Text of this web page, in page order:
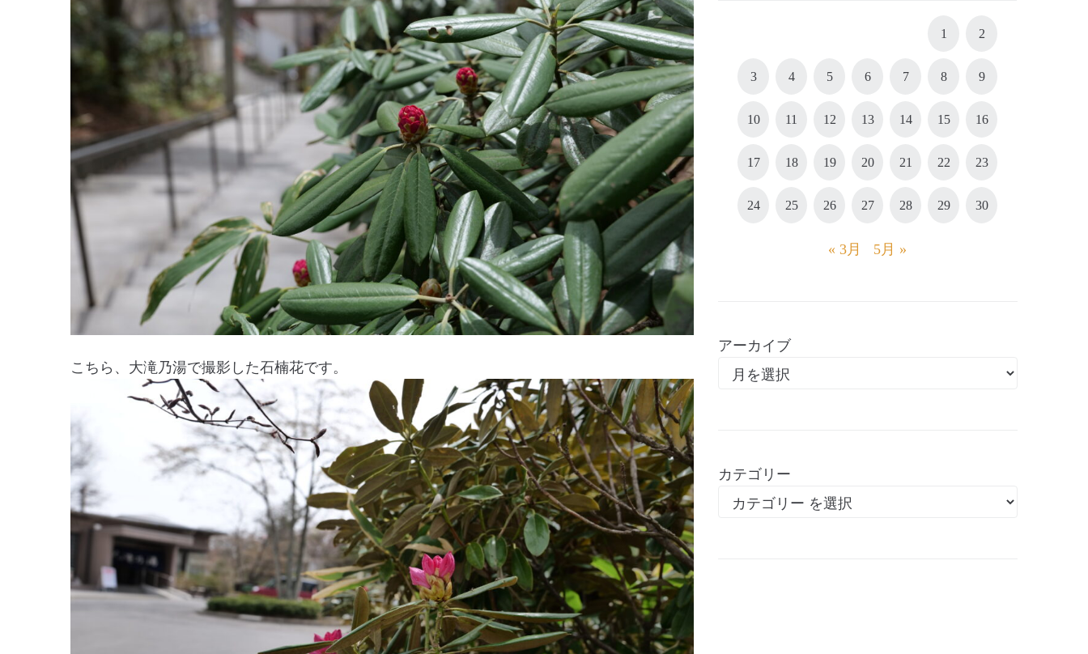
こちら、大滝乃湯で撮影した石楠花です。
1 2
3 4 5 6 7 8 9
10 11 12 13 14 15 16
17 18 19 20 21 22 23
24 25 26 27 28 29 30
« 3月 5月 »
アーカイブ
カテゴリー